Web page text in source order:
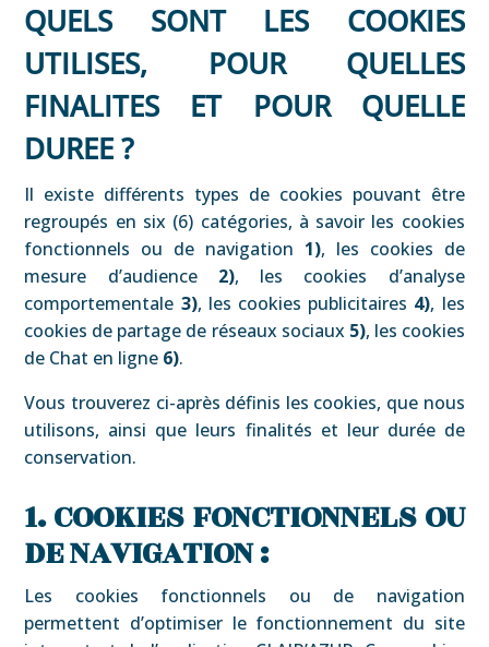
QUELS SONT LES COOKIES
UTILISES, POUR QUELLES
FINALITES ET POUR QUELLE
DUREE ?
Il existe différents types de cookies pouvant être
regroupés en six (6) catégories, à savoir les cookies
fonctionnels ou de navigation 1), les cookies de
mesure d’audience 2), les cookies d’analyse
comportementale 3), les cookies publicitaires 4), les
cookies de partage de réseaux sociaux 5), les cookies
de Chat en ligne 6).
Vous trouverez ci-après définis les cookies, que nous
utilisons, ainsi que leurs finalités et leur durée de
conservation.
1. COOKIES FONCTIONNELS OU
DE NAVIGATION :
Les cookies fonctionnels ou de navigation
permettent d’optimiser le fonctionnement du site